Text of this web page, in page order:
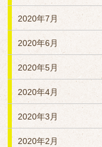
2020年7月
2020年6月
2020年5月
2020年4月
2020年3月
2020年2月